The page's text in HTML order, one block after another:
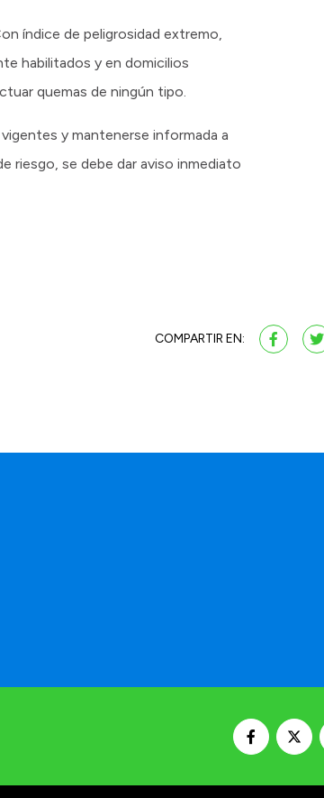
índice de peligrosidad extremo,
habilitados y en domicilios
quemas de ningún tipo.
y mantenerse informada a
riesgo, se debe dar aviso inmediato
COMPARTIR EN: